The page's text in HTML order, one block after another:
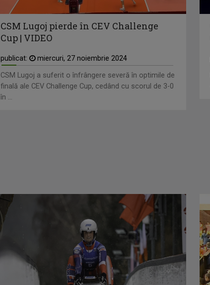
CSM Lugoj pierde în CEV Challenge
Cup | VIDEO
publicat:
miercuri, 27 noiembrie 2024
CSM Lugoj a suferit o înfrângere severă în optimile de
finală ale CEV Challenge Cup, cedând cu scorul de 3-0
în ...